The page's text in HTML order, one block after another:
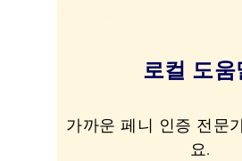
로컬 도움
가까운 페니 인증 전문
요.